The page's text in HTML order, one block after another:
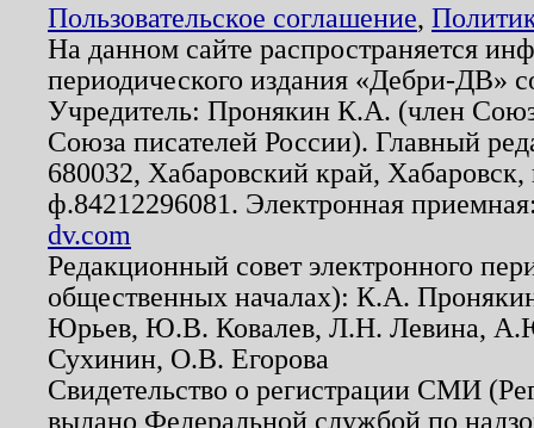
Пользовательское соглашение,
На данном сайте распространяется
периодического издания «Дебри-ДВ»
Учредитель: Пронякин К.А. (член
Союза писателей России). Главный
680032, Хабаровский край,
ф.84212296081. Электронная
dv.com
Редакционный совет электронного
общественных началах): К.А.
Юрьев, Ю.В. Ковалев, Л.Н. Левина,
Сухинин, О.В. Егорова
Свидетельство о регистрации СМИ
выдано Федеральной службой по